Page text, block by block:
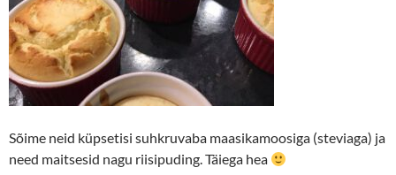
Sõime neid küpsetisi suhkruvaba maasikamoosiga (steviaga) ja
need maitsesid nagu riisipuding. Täiega hea